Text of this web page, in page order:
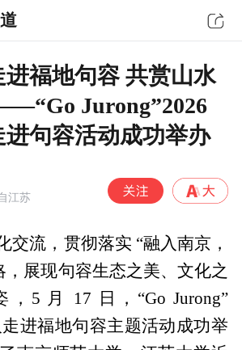
进福地句容 共赏山水
Jurong”2026
进句容活动成功举办
江苏
交流，贯彻落实 “融入南京，
，展现句容生态之美、文化之
5 月 17 日，“Go Jurong”
进福地句容主题活动成功举